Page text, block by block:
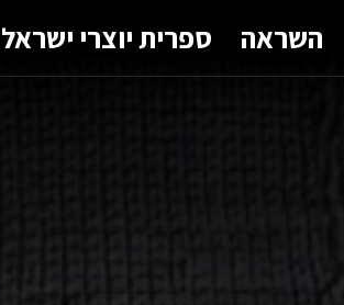
השראה ספרית יוצרי ישראל